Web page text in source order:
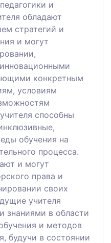
и
обладают
стратегий и
и могут
конкретным
условиям
способны
обучения на
процесса.
и могут
права и
своих
учителя
знаниями в области
и методов
будучи в состоянии